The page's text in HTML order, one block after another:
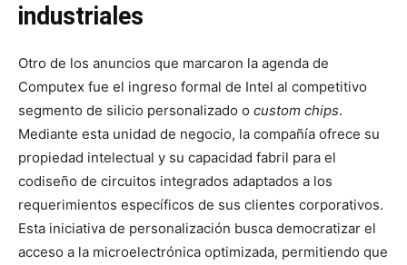
industriales
Otro de los anuncios que marcaron la agenda de
Computex fue el ingreso formal de Intel al competitivo
segmento de silicio personalizado o custom chips.
Mediante esta unidad de negocio, la compañía ofrece su
propiedad intelectual y su capacidad fabril para el
codiseño de circuitos integrados adaptados a los
requerimientos específicos de sus clientes corporativos.
Esta iniciativa de personalización busca democratizar el
acceso a la microelectrónica optimizada, permitiendo que